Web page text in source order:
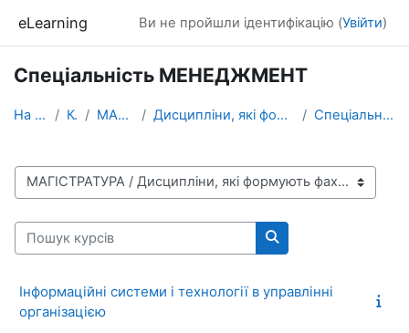
eLearning Ви не пройшли ідентифікацію (Увійти)
Спеціальність МЕНЕДЖМЕНТ
На головну Курси МАГІСТРАТУРА Дисципліни, які формують фахові компетентності Спеціальність МЕНЕДЖМЕНТ
Категорії курсів
Пошук курсів
Пошук курсів
Інформаційні системи і технології в управлінні
організацією